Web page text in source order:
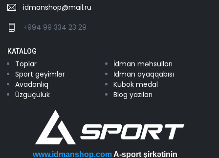
idmanshop@mail.ru
+994 99 334 23 29
KATALOG
Toplar
İdman məhsulları
Sport geyimlər
İdman ayaqqabısı
Avadanlıq
Kubok medal
Üzgüçülük
Blog yazıları
www.idmanshop.com A-sport şirkətinin